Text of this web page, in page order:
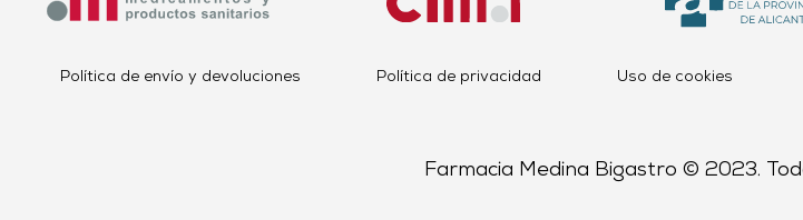
Política de envío y devoluciones Política de privacidad Uso de cookies
Farmacia Medina Bigastro © 2023.